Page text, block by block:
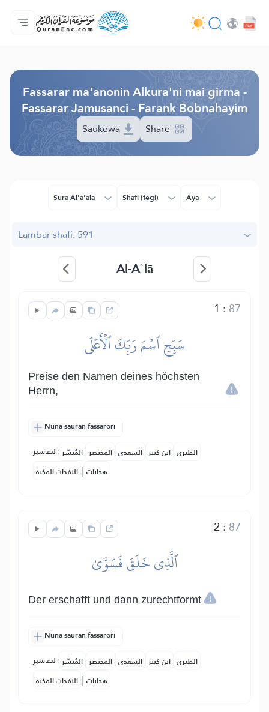
Gida
Jerin ginshikan taken fassarorin
Audio
Ayyukan masu bunkasawa - API
Dangane da wannan aikin
Ka tuntube mu
Harshe
Fassarar ma'anonin Alkura'ni mai girma -
Fassarar Jamusanci - Farank Bobnahayim
Saukewa Share
Sura Al'a'ala Shafi (fegi) Aya
Lambar shafi: 591
Al-Aʿlā
1 : 87
سَبِّحِ ٱسۡمَ رَبِّكَ ٱلۡأَعۡلَى
Preise den Namen deines höchsten
Herrn,
Nuna sauran fassarori
التفاسير: المُيسَّر المختصر السعدي ابن كثير الطبري
النفحات المكية | هدايات
2 : 87
ٱلَّذِي خَلَقَ فَسَوَّىٰ
Der erschafft und dann zurechtformt
Nuna sauran fassarori
التفاسير: المُيسَّر المختصر السعدي ابن كثير الطبري
النفحات المكية | هدايات